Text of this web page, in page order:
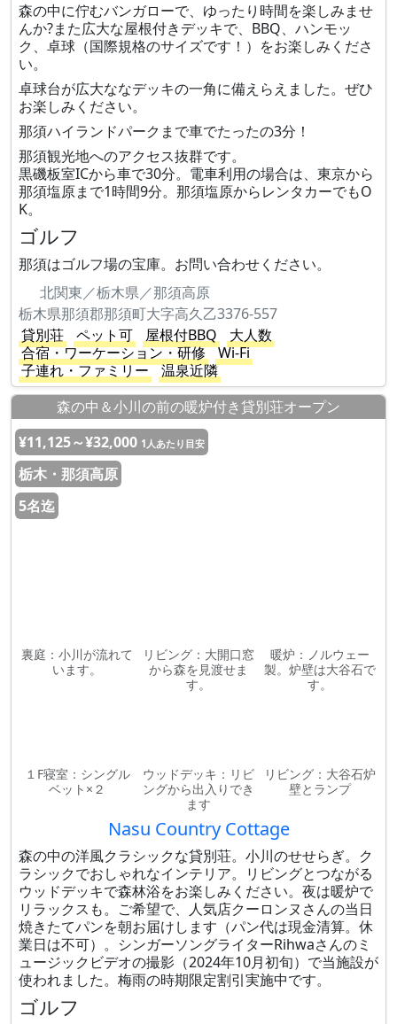
森の中に佇むバンガローで、ゆったり時間を楽しみませ
んか?また広大な屋根付きデッキで、BBQ、ハンモッ
ク、卓球（国際規格のサイズです！）をお楽しみくださ
い。
卓球台が広大ななデッキの一角に備えらえました。ぜひ
お楽しみください。
那須ハイランドパークまで車でたったの3分！
那須観光地へのアクセス抜群です。
黒磯板室ICから車で30分。電車利用の場合は、東京から
那須塩原まで1時間9分。那須塩原からレンタカーでもO
K。
ゴルフ
那須はゴルフ場の宝庫。お問い合わせください。
北関東／栃木県／那須高原
栃木県那須郡那須町大字高久乙3376-557
貸別荘
ペット可 屋根付BBQ
大人数
合宿・ワーケーション・研修
Wi-Fi
子連れ・ファミリー
温泉近隣
森の中＆小川の前の暖炉付き貸別荘オープン
¥11,125～¥32,000 1人あたり目安
栃木・那須高原
5名迄
裏庭：小川が流れて
います。
リビング：大開口窓
から森を見渡せま
す。
暖炉：ノルウェー
製。炉壁は大谷石で
す。
１F寝室：シングル
ベット×２
ウッドデッキ：リビ
ングから出入りでき
ます
リビング：大谷石炉
壁とランプ
Nasu Country Cottage
森の中の洋風クラシックな貸別荘。小川のせせらぎ。ク
ラシックでおしゃれなインテリア。リビングとつながる
ウッドデッキで森林浴をお楽しみください。夜は暖炉で
リラックスも。ご希望で、人気店クーロンヌさんの当日
焼きたてパンを朝お届けします（パン代は現金清算。休
業日は不可）。シンガーソングライターRihwaさんのミ
ュージックビデオの撮影（2024年10月初旬）で当施設が
使われました。梅雨の時期限定割引実施中です。
ゴルフ